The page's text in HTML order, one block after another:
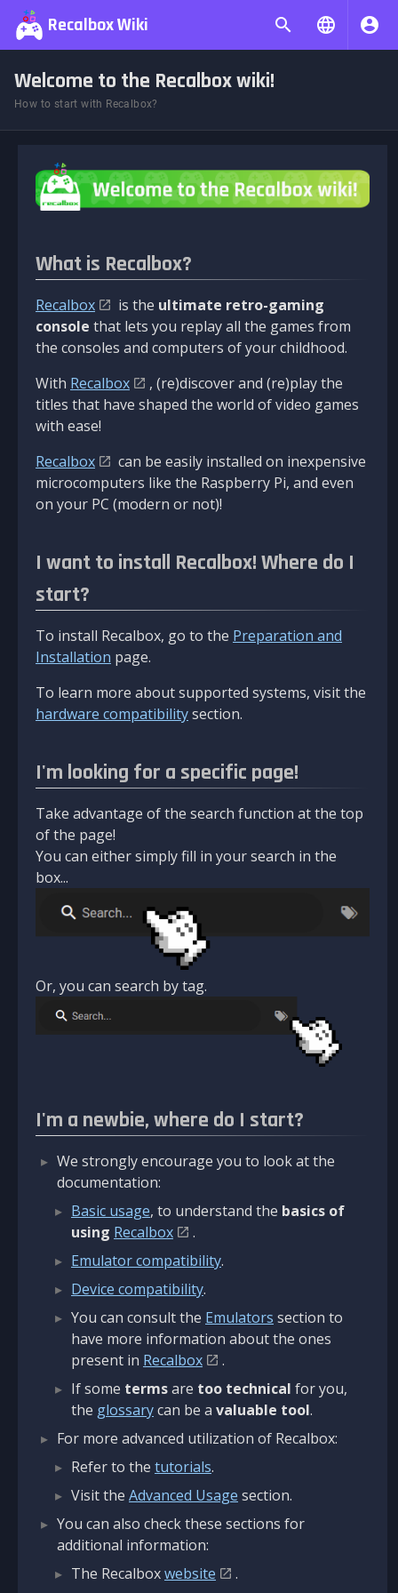
Recalbox Wiki
Welcome to the Recalbox wiki!
How to start with Recalbox?
What is Recalbox?
Recalbox is the ultimate retro-gaming
console that lets you replay all the games from
the consoles and computers of your childhood.
With Recalbox
, (re)discover and (re)play the
titles that have shaped the world of video games
with ease!
Recalbox
can be easily installed on inexpensive
microcomputers like the Raspberry Pi, and even
on your PC (modern or not)!
I want to install Recalbox! Where do I
start?
To install Recalbox, go to the Preparation and
Installation page.
To learn more about supported systems, visit the
hardware compatibilitysection.
I'm looking for a specific page!
Take advantage of the search function at the top
of the page!
You can either simply fill in your search in the
box...
Or, you can search by tag.
I'm a newbie, where do I start?
We strongly encourage you to look at the
documentation:
Basic usage, to understand the basics of
using Recalbox
.
Emulator compatibility.
Device compatibility.
You can consult the Emulators section to
have more information about the ones
present in Recalbox
.
If some termsare too technical for you,
the glossarycan be a valuable tool.
For more advanced utilization of Recalbox:
Refer to the tutorials.
Visit the Advanced Usage section.
You can also check these sections for
additional information:
The Recalboxwebsite
.